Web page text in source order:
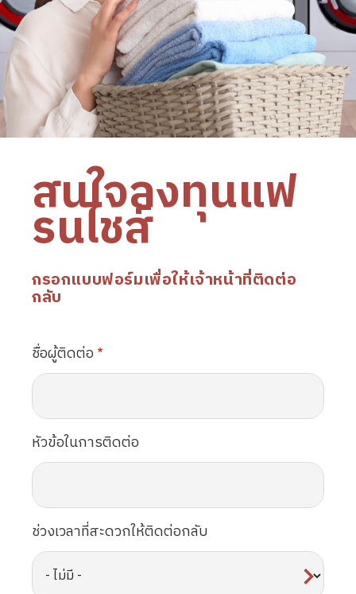
สนใจลงทุนแฟ
รนไชส์
กรอกแบบฟอร์มเพื่อให้เจ้าหน้าที่ติดต่อ
กลับ
ชื่อผู้ติดต่อ
หัวข้อในการติดต่อ
ช่วงเวลาที่สะดวกให้ติดต่อกลับ